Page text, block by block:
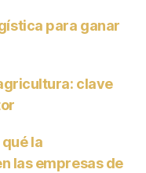
para ganar
clave
la
las empresas de